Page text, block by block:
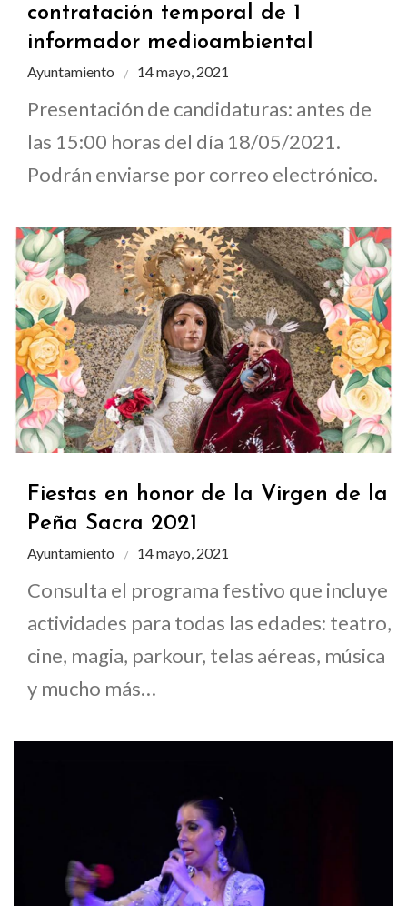
contratación temporal de 1
informador medioambiental
Ayuntamiento 14 mayo, 2021
Presentación de candidaturas: antes de
las 15:00 horas del día 18/05/2021.
Podrán enviarse por correo electrónico.
Fiestas en honor de la Virgen de la
Peña Sacra 2021
Ayuntamiento 14 mayo, 2021
Consulta el programa festivo que incluye
actividades para todas las edades: teatro,
cine, magia, parkour, telas aéreas, música
y mucho más…